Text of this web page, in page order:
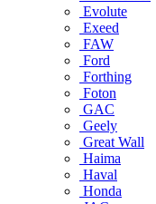
Evolute
Exeed
FAW
Ford
Forthing
Foton
GAC
Geely
Great Wall
Haima
Haval
Honda